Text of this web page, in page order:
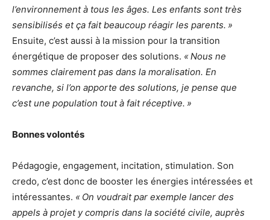
l’environnement à tous les âges. Les enfants sont très
sensibilisés et ça fait beaucoup réagir les parents. »
Ensuite, c’est aussi à la mission pour la transition
énergétique de proposer des solutions. « Nous ne
sommes clairement pas dans la moralisation. En
revanche, si l’on apporte des solutions, je pense que
c’est une population tout à fait réceptive. »
Bonnes volontés
Pédagogie, engagement, incitation, stimulation. Son
credo, c’est donc de booster les énergies intéressées et
intéressantes. « On voudrait par exemple lancer des
appels à projet y compris dans la société civile, auprès